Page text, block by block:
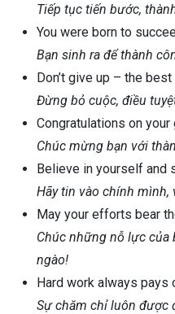
Tiếp tục tiến bước,
You were born to
Bạn sinh ra để thành
Don’t give up – the
Đừng bỏ cuộc, điều
Congratulations on
Chúc mừng bạn với
Believe in yourself and
Hãy tin vào chính mình,
May your efforts bear
Chúc những nỗ lực của
ngào!
Hard work always
Sự chăm chỉ luôn được